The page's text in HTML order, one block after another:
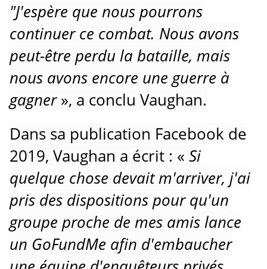
"J'espère que nous pourrons
continuer ce combat. Nous avons
peut-être perdu la bataille, mais
nous avons encore une guerre à
gagner», a conclu Vaughan.
Dans sa publication Facebook de
2019, Vaughan a écrit : « Si
quelque chose devait m'arriver, j'ai
pris des dispositions pour qu'un
groupe proche de mes amis lance
un GoFundMe afin d'embaucher